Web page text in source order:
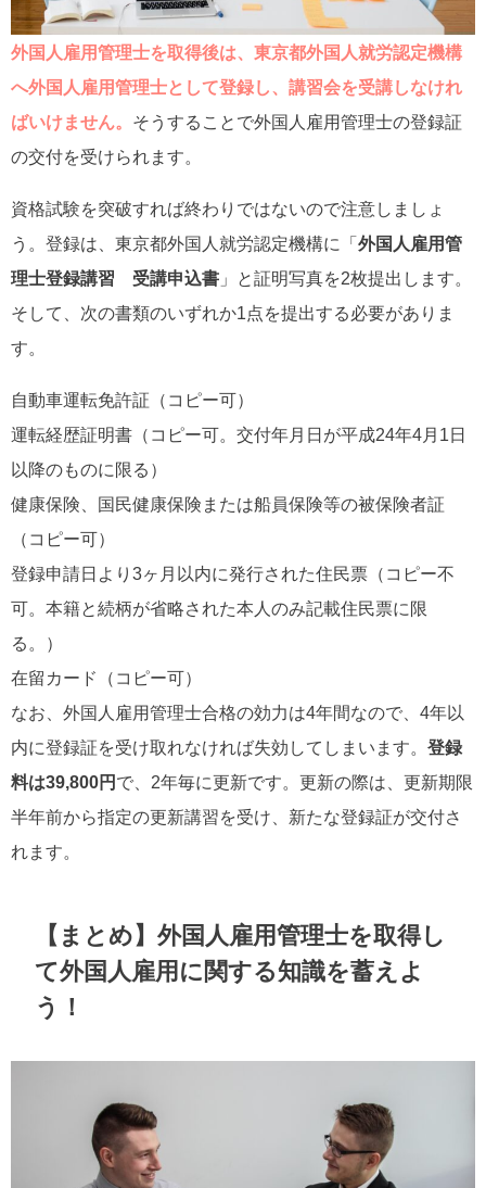
外国人雇用管理士を取得後は、東京都外国人就労認定機構
へ外国人雇用管理士として登録し、講習会を受講しなけれ
ばいけません。 そうすることで外国人雇用管理士の登録証
の交付を受けられます。
資格試験を突破すれば終わりではないので注意しましょ
う。登録は、東京都外国人就労認定機構に「 外国人雇用管
理士登録講習 受講申込書 」と証明写真を2枚提出します。
そして、次の書類のいずれか1点を提出する必要がありま
す。
自動車運転免許証（コピー可）
運転経歴証明書（コピー可。交付年月日が平成24年4月1日
以降のものに限る）
健康保険、国民健康保険または船員保険等の被保険者証
（コピー可）
登録申請日より3ヶ月以内に発行された住民票（コピー不
可。本籍と続柄が省略された本人のみ記載住民票に限
る。）
在留カード（コピー可）
なお、外国人雇用管理士合格の効力は4年間なので、4年以
内に登録証を受け取れなければ失効してしまいます。 登録
料は39,800円 で、2年毎に更新です。更新の際は、更新期限
半年前から指定の更新講習を受け、新たな登録証が交付さ
れます。
【まとめ】外国人雇用管理士を取得し
て外国人雇用に関する知識を蓄えよ
う！